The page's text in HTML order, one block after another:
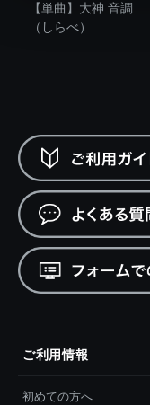
【単曲】大神 音調
（しらべ）....
ご利用情報
初めての方へ